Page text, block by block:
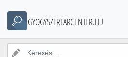
GYOGYSZERTARCENTER.HU